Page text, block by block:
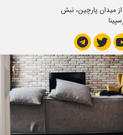
از میدان پارچین، نبش